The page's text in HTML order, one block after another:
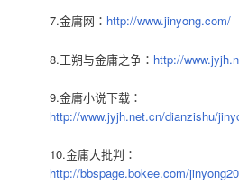
7.金庸网： http://www.jinyong.com/
8.王朔与金庸之争： http://
9.金庸小说下载：
http://www.jyjh.net.cn/dianzishu/
10.金庸大批判：
http://bbspage.bokee.com/